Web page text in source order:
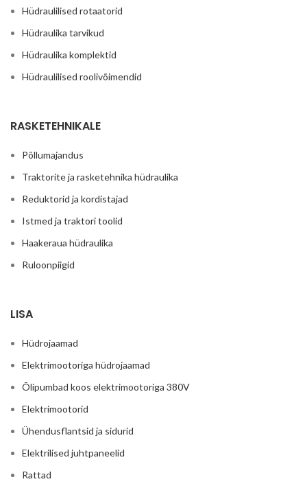
Hüdraulilised rotaatorid
Hüdraulika tarvikud
Hüdraulika komplektid
Hüdraulilised roolivõimendid
RASKETEHNIKALE
Põllumajandus
Traktorite ja rasketehnika hüdraulika
Reduktorid ja kordistajad
Istmed ja traktori toolid
Haakeraua hüdraulika
Ruloonpiigid
LISA
Hüdrojaamad
Elektrimootoriga hüdrojaamad
Õlipumbad koos elektrimootoriga 380V
Elektrimootorid
Ühendusflantsid ja sidurid
Elektrilised juhtpaneelid
Rattad